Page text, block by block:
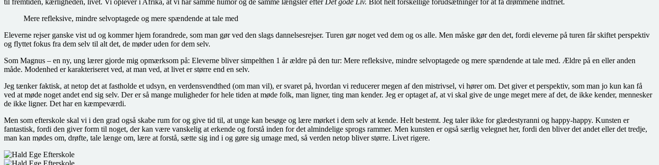
Mere refleksive, mindre selvoptagede og mere spændende at tale med
Eleverne rejser ganske vist ud og kommer hjem forandrede, som man gør ved den slags dannelsesrejser. Turen gør noget ved dem og os alle. Men måske gør den det, fordi eleverne på turen får skiftet perspektiv
og flyttet fokus fra dem selv til alt det, de møder uden for dem selv.
Som Magnus – en ny, ung lærer gjorde mig opmærksom på: Eleverne bliver simpelthen 1 år ældre på den tur: Mere refleksive, mindre selvoptagede og mere spændende at tale med. Ældre på en eller anden
måde. Modenhed er karakteriseret ved, at man ved, at livet er større end en selv.
Jeg tænker faktisk, at netop det at fastholde et udsyn, en verdensvendthed (om man vil), er svaret på, hvordan vi reducerer megen af den mistrivsel, vi hører om. Det giver et perspektiv, som man jo kun kan få
ved at møde noget andet end sig selv. Der er så mange muligheder for hele tiden at møde folk, man ligner, ting man kender. Jeg er optaget af, at vi skal give de unge meget mere af det, de ikke kender, mennesker
de ikke ligner. Det har en kæmpeværdi.
Men som efterskole skal vi i den grad også skabe rum for og give tid til, at unge kan besøge og lære mørket i dem selv at kende. Helt bestemt. Jeg taler ikke for glædestyranni og happy-happy. Kunsten er
fantastisk, fordi den giver form til noget, der kan være vanskelig at erkende og forstå inden for det almindelige sprogs rammer. Men kunsten er også særlig velegnet her, fordi den bliver det andet eller det tredje,
man kan mødes om, drøfte, tale længe om, lære at forstå, sætte sig ind i og gøre sig umage med, så verden netop bliver større. Livet rigere.